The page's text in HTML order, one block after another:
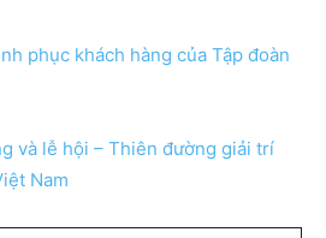
phát triển và đầu tư BĐS
giao dịch BĐS online và phương
chắn mang lại nhiều giá trị và